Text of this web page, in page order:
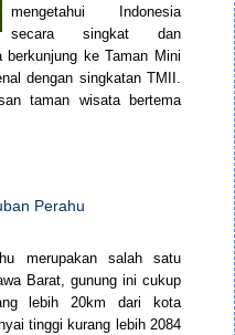
mengetahui Indonesia
secara singkat dan
ke Taman Mini
dengan singkatan TMII.
taman wisata bertema
Perahu
merupakan salah satu
Barat, gunung ini cukup
lebih 20km dari kota
tinggi kurang lebih 2084